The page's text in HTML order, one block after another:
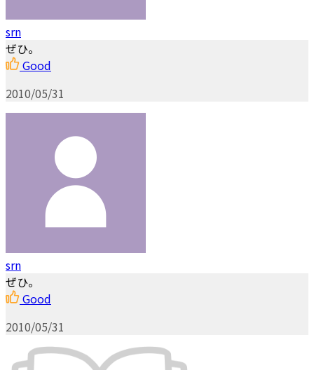
srn
ぜひ。
Good
2010/05/31
srn
ぜひ。
Good
2010/05/31